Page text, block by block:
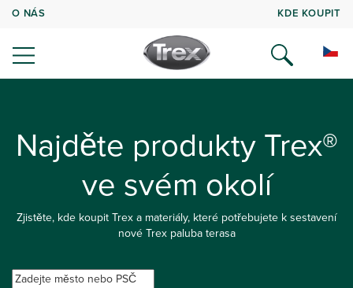
O NÁS KDE KOUPIT
Najděte produkty Trex®
ve svém okolí
Zjistěte, kde koupit Trex a materiály, které potřebujete k sestavení
nové Trex paluba terasa